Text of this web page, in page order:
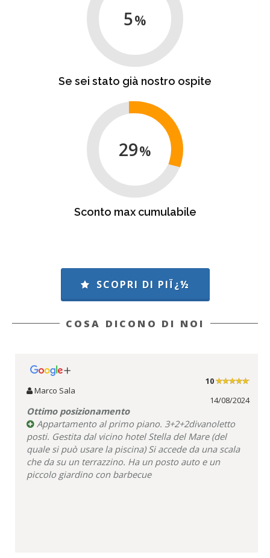
5
Se sei stato già nostro ospite
29
Sconto max cumulabile
SCOPRI DI PIÏ¿½
COSA DICONO DI NOI
10
Marco Sala
14/08/2024
Ottimo posizionamento
Appartamento al primo piano. 3+2+2divanoletto
posti. Gestita dal vicino hotel Stella del Mare (del
quale si può usare la piscina) Si accede da una scala
che da su un terrazzino. Ha un posto auto e un
piccolo giardino con barbecue